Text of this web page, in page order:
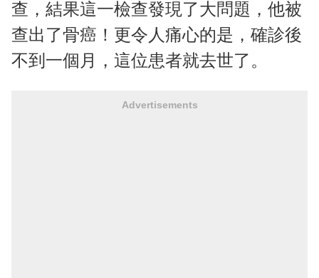
查，結果這一檢查發現了大問題，他被
查出了骨癌！更令人痛心的是，確診後
不到一個月，這位患者就去世了。
Advertisements